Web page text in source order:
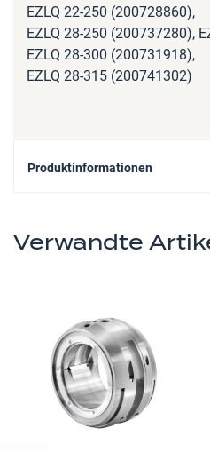
EZLQ 22-250 (200728860),
EZLQ 28-250 (200737280),
EZLQ 28-300 (200731918),
EZLQ 28-315 (200741302)
Produktinformationen
Verwandte